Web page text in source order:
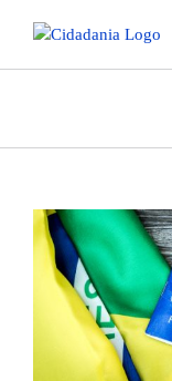
View
Larger
Image